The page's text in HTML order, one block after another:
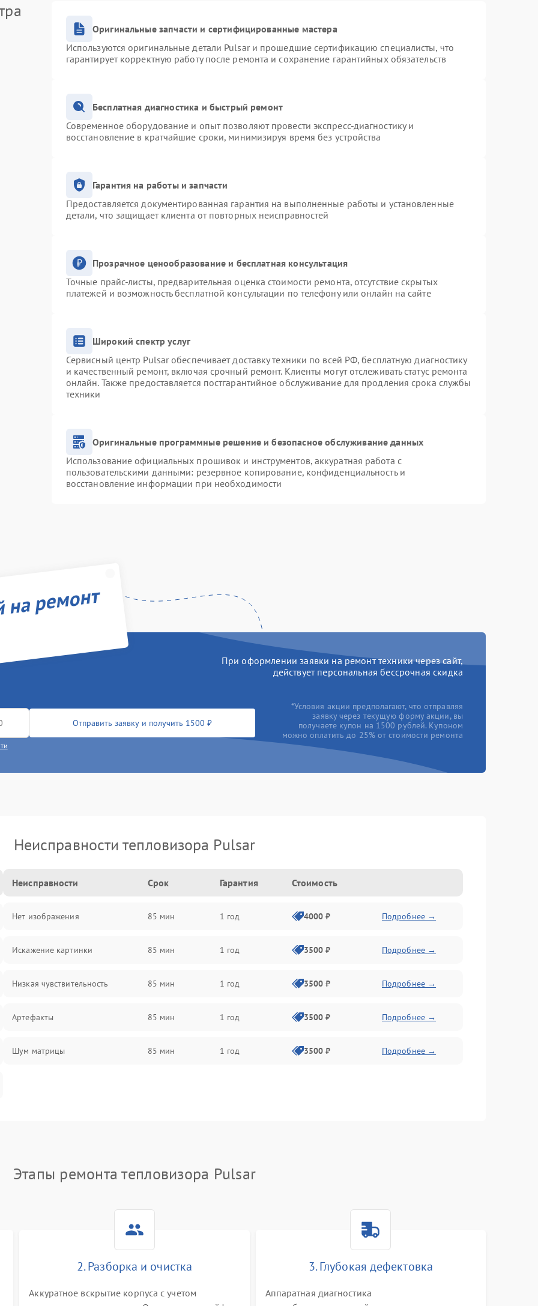
Оригинальные запчасти и сертифицированные мастера
Используются оригинальные детали Pulsar и прошедшие сертификацию специалисты, что
гарантирует корректную работу после ремонта и сохранение гарантийных обязательств
Бесплатная диагностика и быстрый ремонт
Современное оборудование и опыт позволяют провести экспресс-диагностику и
восстановление в кратчайшие сроки, минимизируя время без устройства
Гарантия на работы и запчасти
Предоставляется документированная гарантия на выполненные работы и установленные
детали, что защищает клиента от повторных неисправностей
Прозрачное ценообразование и бесплатная консультация
Точные прайс-листы, предварительная оценка стоимости ремонта, отсутствие скрытых
платежей и возможность бесплатной консультации по телефону или онлайн на сайте
Широкий спектр услуг
Сервисный центр Pulsar обеспечивает доставку техники по всей РФ, бесплатную диагностику
и качественный ремонт, включая срочный ремонт. Клиенты могут отслеживать статус ремонта
онлайн. Также предоставляется постгарантийное обслуживание для продления срока службы
техники
Оригинальные программные решение и безопасное обслуживание данных
Использование официальных прошивок и инструментов, аккуратная работа с
пользовательскими данными: резервное копирование, конфиденциальность и
восстановление информации при необходимости
ремонт
При оформлении заявки на ремонт техники через сайт,
действует персональная бессрочная скидка
Отправить заявку и получить 1500 ₽
*Условия акции предполагают, что отправляя
заявку через текущую форму акции, вы
получаете купон на 1500 рублей. Купоном
можно оплатить до 25% от стоимости ремонта
Неисправности тепловизора Pulsar
Неисправности Срок Гарантия Стоимость
Нет изображения 85 мин 1 год 4000 ₽ Подробнее →
Искажение картинки 85 мин 1 год 3500 ₽ Подробнее →
Низкая чувствительность 85 мин 1 год 3500 ₽ Подробнее →
Артефакты 85 мин 1 год 3500 ₽ Подробнее →
Шум матрицы 85 мин 1 год 3500 ₽ Подробнее →
Этапы ремонта тепловизора Pulsar
2. Разборка и очистка
Аккуратное вскрытие корпуса с учетом
3. Глубокая дефектовка
Аппаратная диагностика